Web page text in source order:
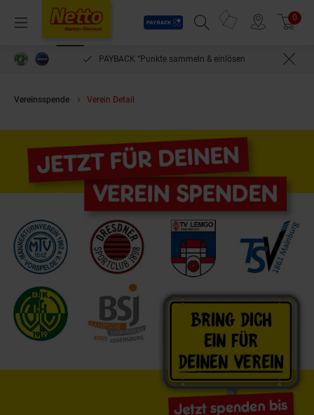
Menü
Payback
Suchfeld einblenden
Prospekte 0
PAYBACK °Punkte sammeln & einlösen
Vereinsspende Verein Detail